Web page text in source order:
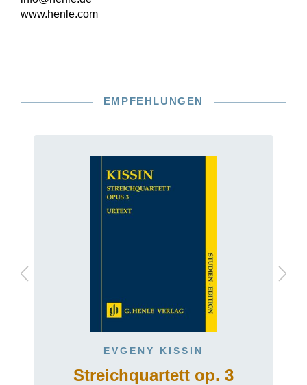
www.henle.com
EMPFEHLUNGEN
EVGENY KISSIN
Streichquartett op. 3